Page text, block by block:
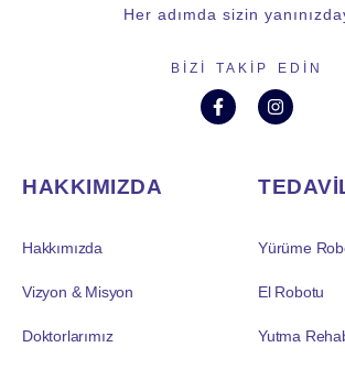
Her adımda sizin
BIZI TAKIP EDIN
HAKKIMIZDA
Hakkımızda
Vizyon & Misyon
Doktorlarımız
Yürüme
El Robotu
Yutma